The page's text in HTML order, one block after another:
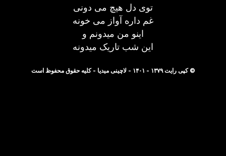
توی دل هیچ می دونی
غم داره آواز می خونه
اینو من میدونم و
این شب تاریک میدونه
© کپی رایت ۱۳۷۹ - ۱۴۰۱ - لاچینی میدیا - کلیه حقوق محفوظ است